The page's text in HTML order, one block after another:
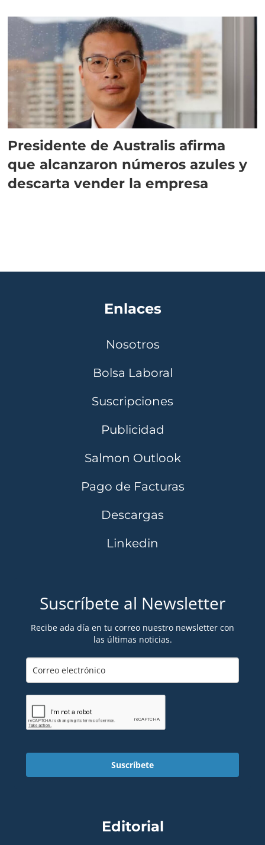
Presidente de Australis afirma
que alcanzaron números azules y
descarta vender la empresa
Enlaces
Nosotros
Bolsa Laboral
Suscripciones
Publicidad
Salmon Outlook
Pago de Facturas
Descargas
Linkedin
Suscríbete al Newsletter
Recibe ada día en tu correo nuestro newsletter con
las últimas noticias.
Suscríbete
Editorial